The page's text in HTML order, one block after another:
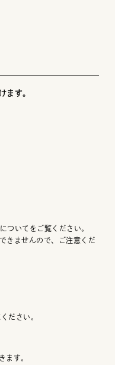
ます。
についてをご覧ください。
きませんので、ご注意くだ
ださい。
ます。